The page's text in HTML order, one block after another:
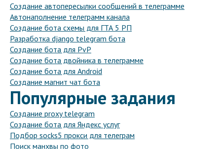
Создание автопересылки сообщений в телеграмме
Автонаполнение телеграмм канала
Создание бота схемы для ГТА 5 РП
Разработка django telegram бота
Создание бота для PvP
Создание бота двойника в телеграмме
Создание бота для Android
Создание магнит чат бота
Популярные задания
Создание proxy telegram
Создание бота для Яндекс услуг
Подбор socks5 прокси для телеграм
Поиск манхвы по фото